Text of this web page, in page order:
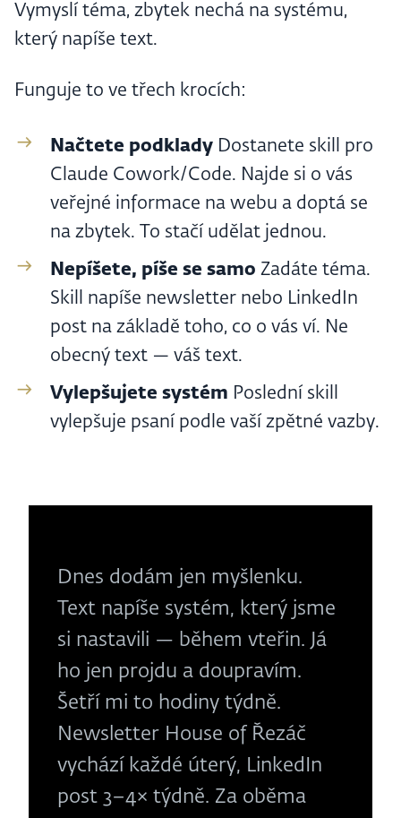
Vymyslí téma, zbytek nechá na systému,
který napíše text.
Funguje to ve třech krocích:
Načtete podklady Dostanete skill pro
Claude Cowork/Code. Najde si o vás
veřejné informace na webu a doptá se
na zbytek. To stačí udělat jednou.
Nepíšete, píše se samo Zadáte téma.
Skill napíše newsletter nebo LinkedIn
post na základě toho, co o vás ví. Ne
obecný text — váš text.
Vylepšujete systém Poslední skill
vylepšuje psaní podle vaší zpětné vazby.
Dnes dodám jen myšlenku.
Text napíše systém, který jsme
si nastavili — během vteřin. Já
ho jen projdu a doupravím.
Šetří mi to hodiny týdně.
Newsletter House of Řezáč
vychází každé úterý, LinkedIn
post 3–4× týdně. Za oběma